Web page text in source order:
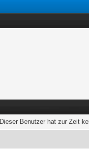
Dieser Benutzer hat zur Zeit